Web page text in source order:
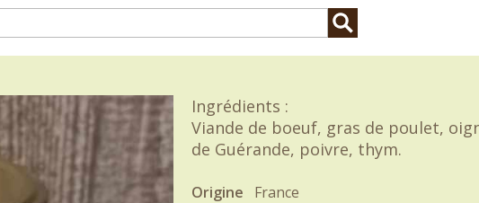
Ingrédients :
Viande de boeuf, gras de poulet,
de Guérande, poivre, thym.
Origine France